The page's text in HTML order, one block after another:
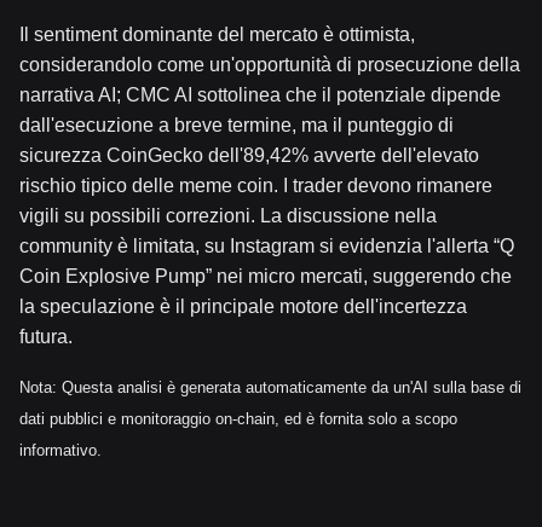
Il sentiment dominante del mercato è ottimista,
considerandolo come un'opportunità di prosecuzione della
narrativa AI; CMC AI sottolinea che il potenziale dipende
dall'esecuzione a breve termine, ma il punteggio di
sicurezza CoinGecko dell'89,42% avverte dell'elevato
rischio tipico delle meme coin. I trader devono rimanere
vigili su possibili correzioni. La discussione nella
community è limitata, su Instagram si evidenzia l'allerta “Q
Coin Explosive Pump” nei micro mercati, suggerendo che
la speculazione è il principale motore dell'incertezza
futura.
Nota: Questa analisi è generata automaticamente da un'AI sulla base di
dati pubblici e monitoraggio on-chain, ed è fornita solo a scopo
informativo.